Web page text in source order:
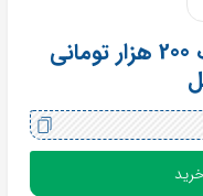
استایل مردانه بزن با تخفیف 200 هزار تومانی